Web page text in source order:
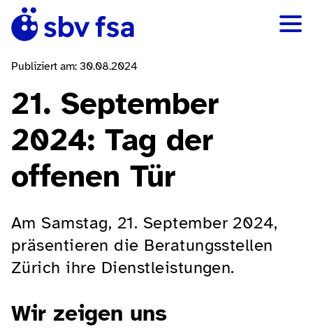
Publiziert am: 30.08.2024
21. September
2024: Tag der
offenen Tür
Am Samstag, 21. September 2024,
präsentieren die Beratungsstellen
Zürich ihre Dienstleistungen.
Wir zeigen uns